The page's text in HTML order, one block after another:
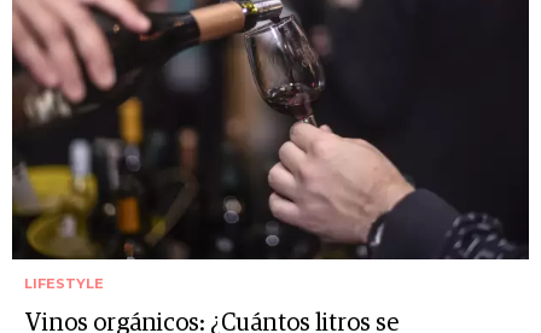
LIFESTYLE
Vinos orgánicos: ¿Cuántos litros se